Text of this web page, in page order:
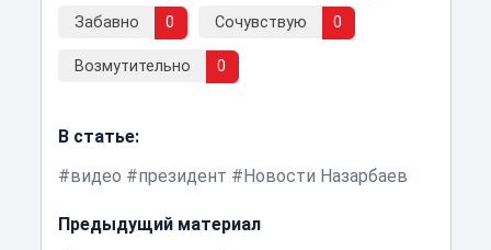
Забавно 0 Сочувствую 0
Возмутительно 0
В статье:
видео
президент Новости Назарбаев
Предыдущий материал